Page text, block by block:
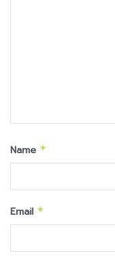
Name *
Email *